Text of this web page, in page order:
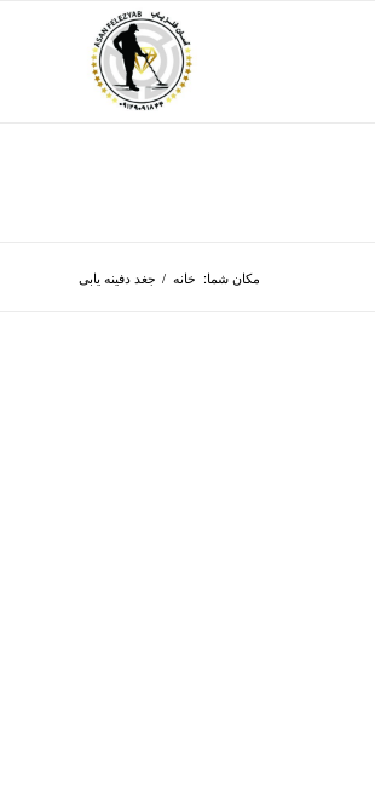
مکان شما: خانه / جغد دفینه یابی